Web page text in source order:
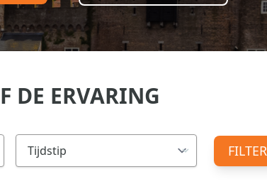
DE ERVARING
FILTER